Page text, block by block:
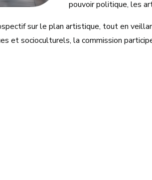
pouvoir politique, les
sur le plan artistique, tout en
et socioculturels, la commission